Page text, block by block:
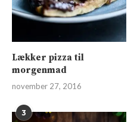
Lækker pizza til
morgenmad
november 27, 2016
3